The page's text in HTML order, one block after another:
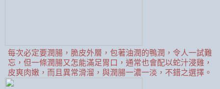
每次必定要潤腸，脆皮外層，包著油潤的鴨潤，令人一試難
忘，但一條潤腸又怎能滿足胃口，通常也會配以蛇汁浸雞，
皮爽肉嫩，而且異常滑溜，與潤腸一濃一淡，不錯之選擇。